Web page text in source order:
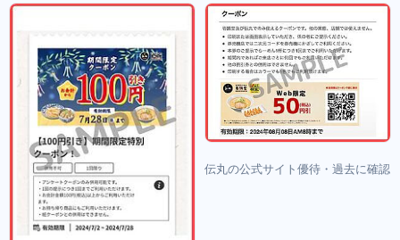
伝丸の公式サイト優待・過去に確認